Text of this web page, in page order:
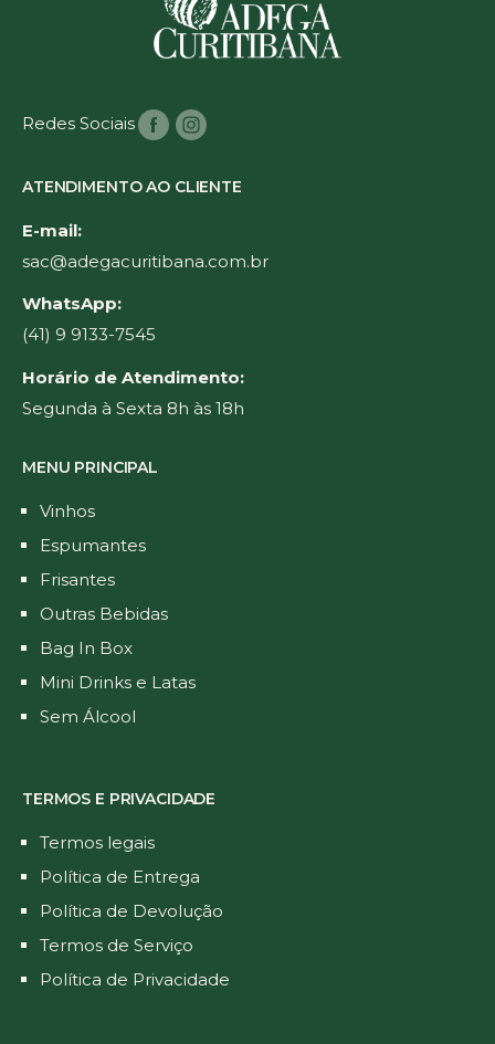
Redes Sociais
ATENDIMENTO AO CLIENTE
E-mail:
sac@adegacuritibana.com.br
WhatsApp:
(41) 9 9133-7545
Horário de Atendimento:
Segunda à Sexta 8h às 18h
MENU PRINCIPAL
Vinhos
Espumantes
Frisantes
Outras Bebidas
Bag In Box
Mini Drinks e Latas
Sem Álcool
TERMOS E PRIVACIDADE
Termos legais
Política de Entrega
Política de Devolução
Termos de Serviço
Política de Privacidade